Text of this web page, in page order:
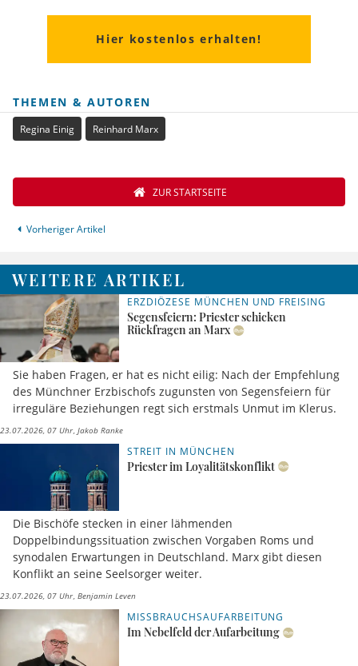
Hier kostenlos erhalten!
THEMEN & AUTOREN
Regina Einig Reinhard Marx
Vorheriger Artikel
ZUR STARTSEITE
WEITERE ARTIKEL
ERZDIÖZESE MÜNCHEN UND FREISING
Segensfeiern: Priester schicken
Rückfragen an Marx
Sie haben Fragen, er hat es nicht eilig: Nach der Empfehlung
des Münchner Erzbischofs zugunsten von Segensfeiern für
irreguläre Beziehungen regt sich erstmals Unmut im Klerus.
23.07.2026, 07 Uhr Jakob Ranke
STREIT IN MÜNCHEN
Priester im Loyalitätskonflikt
Die Bischöfe stecken in einer lähmenden
Doppelbindungssituation zwischen Vorgaben Roms und
synodalen Erwartungen in Deutschland. Marx gibt diesen
Konflikt an seine Seelsorger weiter.
23.07.2026, 07 Uhr Benjamin Leven
MISSBRAUCHSAUFARBEITUNG
Im Nebelfeld der Aufarbeitung